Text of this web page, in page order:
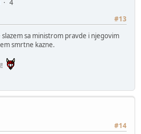
4
#13
slazem sa ministrom pravde i njegovim
smrtne kazne.
#14